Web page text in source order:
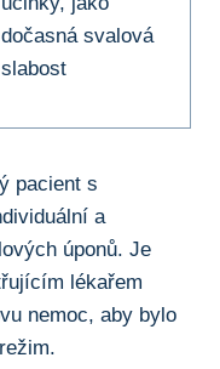
dočasná svalová
slabost
pacient s
a⁤
úponů. Je
lékařem
nemoc, aby bylo